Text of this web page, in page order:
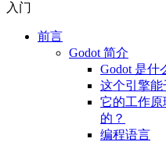
入门
前言
Godot 简介
Godot 是什
这个引擎能
它的工作
的？
编程语言